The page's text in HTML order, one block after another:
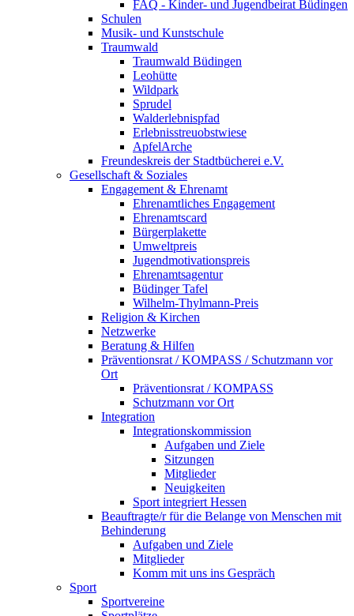
FAQ - Kinder- und Jugendbeirat Büdingen
Schulen
Musik- und Kunstschule
Traumwald
Traumwald Büdingen
Leohütte
Wildpark
Sprudel
Walderlebnispfad
Erlebnisstreuobstwiese
ApfelArche
Freundeskreis der Stadtbücherei e.V.
Gesellschaft & Soziales
Engagement & Ehrenamt
Ehrenamtliches Engagement
Ehrenamtscard
Bürgerplakette
Umweltpreis
Jugendmotivationspreis
Ehrenamtsagentur
Büdinger Tafel
Wilhelm-Thylmann-Preis
Religion & Kirchen
Netzwerke
Beratung & Hilfen
Präventionsrat / KOMPASS / Schutzmann vor
Ort
Präventionsrat / KOMPASS
Schutzmann vor Ort
Integration
Integrationskommission
Aufgaben und Ziele
Sitzungen
Mitglieder
Neuigkeiten
Sport integriert Hessen
Beauftragte/r für die Belange von Menschen mit
Behinderung
Aufgaben und Ziele
Mitglieder
Komm mit uns ins Gespräch
Sport
Sportvereine